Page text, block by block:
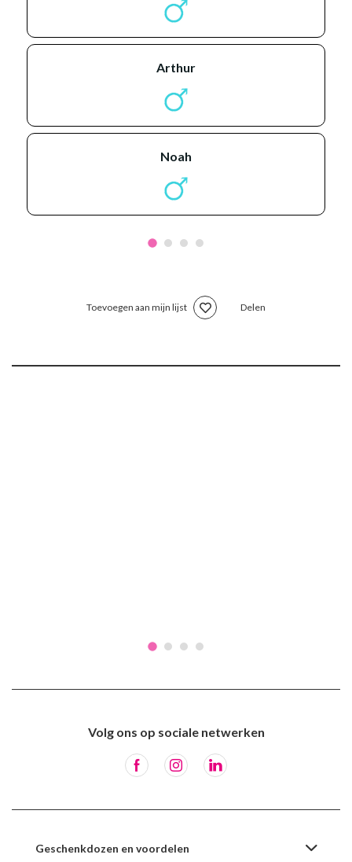
arthur
noah
Toevoegen aan mijn lijst Delen
Volg ons op sociale netwerken
Geschenkdozen en voordelen